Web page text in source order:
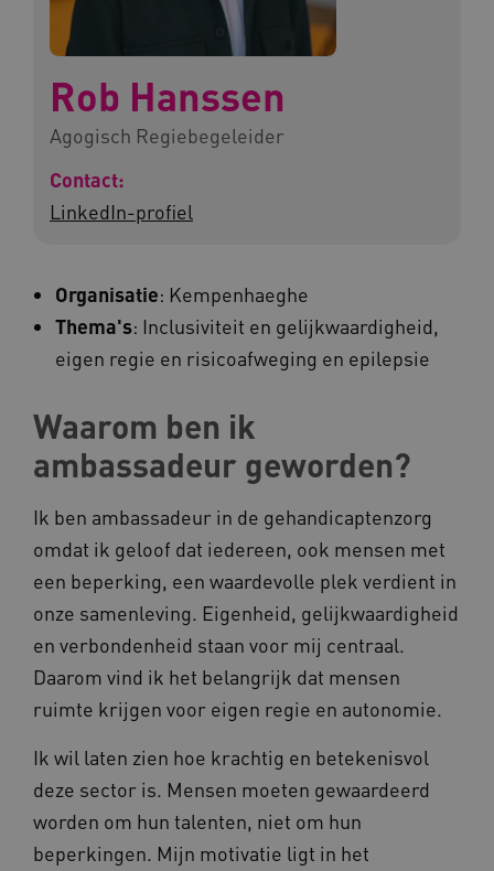
Rob Hanssen
Agogisch Regiebegeleider
Contact:
LinkedIn-profiel
Organisatie: Kempenhaeghe
Thema's: Inclusiviteit en gelijkwaardigheid,
eigen regie en risicoafweging en epilepsie
Waarom ben ik
ambassadeur geworden?
Ik ben ambassadeur in de gehandicaptenzorg
omdat ik geloof dat iedereen, ook mensen met
een beperking, een waardevolle plek verdient in
onze samenleving. Eigenheid, gelijkwaardigheid
en verbondenheid staan voor mij centraal.
Daarom vind ik het belangrijk dat mensen
ruimte krijgen voor eigen regie en autonomie.
Ik wil laten zien hoe krachtig en betekenisvol
deze sector is. Mensen moeten gewaardeerd
worden om hun talenten, niet om hun
beperkingen. Mijn motivatie ligt in het